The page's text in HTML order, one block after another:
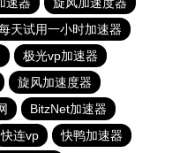
速器
旋风加速度器
天试用一小时加速器
极光vp加速器
旋风加速度器
BitzNet加速器
快连vp 快鸭加速器